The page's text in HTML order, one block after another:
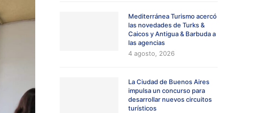
Mediterránea Turismo acercó
las novedades de Turks &
Caicos y Antigua & Barbuda a
las agencias
4 agosto, 2026
La Ciudad de Buenos Aires
impulsa un concurso para
desarrollar nuevos circuitos
turísticos